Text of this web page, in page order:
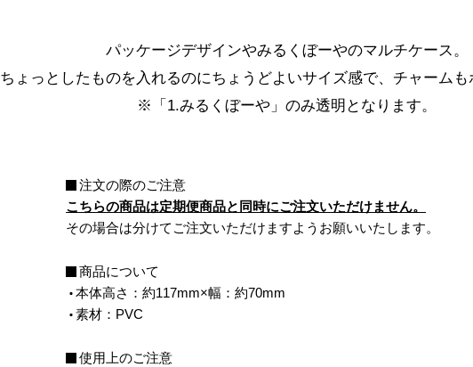
パッケージデザインやみるくぼーやのマルチケース。
ちょっとしたものを入れるのにちょうどよいサイズ感で、チャームも
※「1.みるくぼーや」のみ透明となります。
注文の際のご注意
こちらの商品は定期便商品と同時にご注文いただけません。
その場合は分けてご注文いただけますようお願いいたします。
商品について
本体高さ：約117mm×幅：約70mm
素材：PVC
使用上のご注意